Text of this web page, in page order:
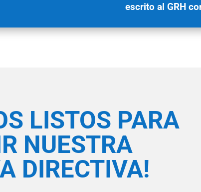
escrito al GRH
LISTOS PARA
NUESTRA
DIRECTIVA!